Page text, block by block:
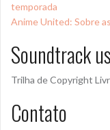
temporada
Anime United: Sobre
Soundtrack
Trilha de Copyright
Contato